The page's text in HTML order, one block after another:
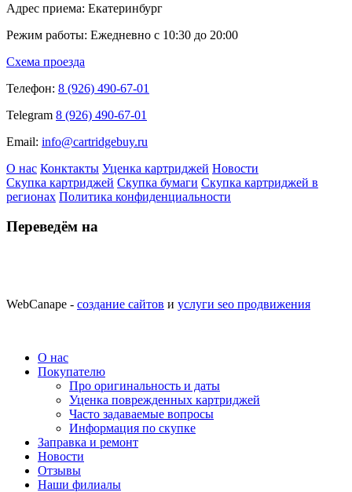
Адрес приема: Екатеринбург
Режим работы: Ежедневно с 10:30 до 20:00
Схема проезда
Телефон: 8 (926) 490-67-01
Telegram 8 (926) 490-67-01
Email: info@cartridgebuy.ru
О нас Конктакты Уценка картриджей Новости
Скупка картриджей Скупка бумаги Скупка картриджей в
регионах Политика конфиденциальности
Переведём на
WebCanape - создание сайтов и услуги seo продвижения
О нас
Покупателю
Про оригинальность и даты
Уценка поврежденных картриджей
Часто задаваемые вопросы
Информация по скупке
Заправка и ремонт
Новости
Отзывы
Наши филиалы